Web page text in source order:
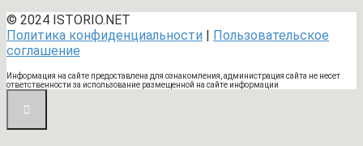
© 2024 ISTORIO.NET
Политика конфиденциальности | Пользовательское
соглашение
Информация на сайте предоставлена для ознакомления, администрация сайта не несет
ответственности за использование размещенной на сайте информации